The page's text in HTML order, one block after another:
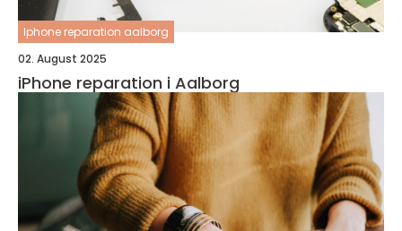
Iphone reparation aalborg
02. August 2025
iPhone reparation i Aalborg